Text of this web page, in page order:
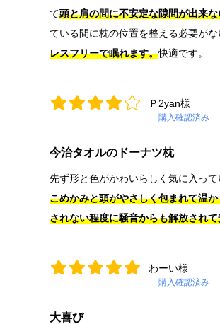
て頭と肩の間に不安定な隙間が出来な
ている間に枕の位置を整える必要がな
レスフリーで眠れます。快適です。
Ｐ2yan様
購入確認済み
今治タオルのドーナツ枕
先ず形と色がかわいらしく気に入って
こめかみと頭がやさしく包まれて温
されない程度に騒音からも解放され
わーい様
購入確認済み
大喜び